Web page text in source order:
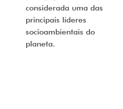
considerada uma das
principais líderes
socioambientais do
planeta.